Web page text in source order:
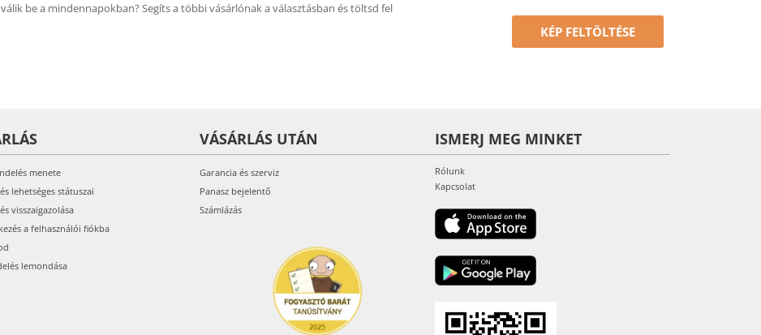
be a mindennapokban? Segíts a többi vásárlónak a választásban és töltsd fel
KÉP FELTÖLTÉSE
menete
lehetséges státuszai
visszaigazolása
a felhasználói fiókba
lemondása
VÁSÁRLÁS UTÁN
Garancia és szerviz
Panasz bejelentő
Számlázás
ISMERJ MEG MINKET
Rólunk
Kapcsolat